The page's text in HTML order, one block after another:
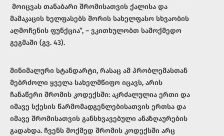
მოიცვას თანაბარი შრომისათვის ქალისა და
მამაკაცის ხელფასებს შორის სახელფასო სხვაობის
აღმოჩენის ფუნქცია”, – ვკითხულობთ სამოქმედო
გეგმაში (გვ. 43).
მინიმალური სტანდარტი, რასაც ამ პრობლემასთან
მებრძოლი ყველა სახელმწიფო იცავს, არის
ჩანაწერი შრომის კოდექსში: აკრძალულია ერთი და
იმავე სქესის წარმომადგენლებისათვის ერთსა და
იმავე შრომისათვის განსხვავებული ანაზღაურების
გადახდა. ჩვენს მოქმედ შრომის კოდექსში არც